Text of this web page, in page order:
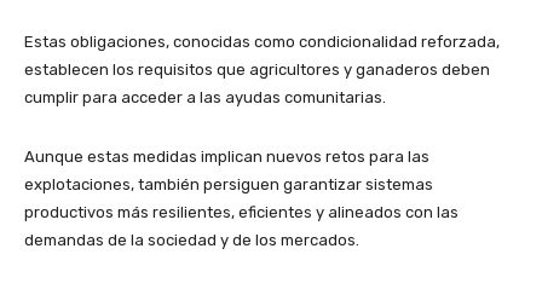
Estas obligaciones, conocidas como condicionalidad reforzada,
establecen los requisitos que agricultores y ganaderos deben
cumplir para acceder a las ayudas comunitarias.
Aunque estas medidas implican nuevos retos para las
explotaciones, también persiguen garantizar sistemas
productivos más resilientes, eficientes y alineados con las
demandas de la sociedad y de los mercados.